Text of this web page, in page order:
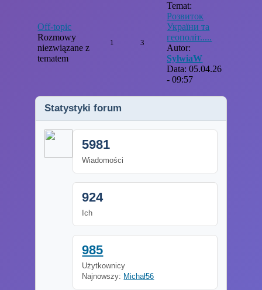
Off-topic
Rozmowy
niezwiązane z
tematem
1 3
Temat:
Розвиток
України та
геополіт.....
Autor:
SylwiaW
Data: 05.04.26
- 09:57
Statystyki forum
5981
Wiadomości
924
Ich
985
Użytkownicy
Najnowszy: Michał56